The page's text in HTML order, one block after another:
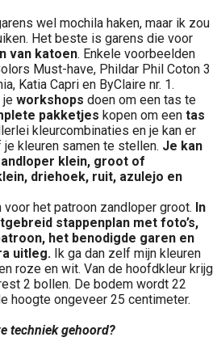
wel mochila haken, maar ik zou
Het beste is garens die voor
van katoen. Enkele voorbeelden
Must-have, Phildar Phil Coton 3
Katia Capri en ByClaire nr. 1.
je workshops doen om een tas te
pakketjes kopen om een tas
kleurcombinaties en je kan er
kleuren samen te stellen. Je kan
klein, groot of
driehoek, ruit, azulejo en
het patroon zandloper groot. In
stappenplan met foto’s,
het benodigde garen en
uitleg. Ik ga dan zelf mijn kleuren
roze en wit. Van de hoofdkleur krijg
2 bollen. De bodem wordt 22
hoogte ongeveer 25 centimeter.
techniek gehoord?